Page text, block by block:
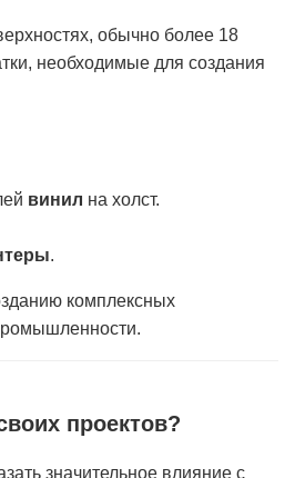
обычно более 18
необходимые для создания
винил на холст.
.
комплексных
проектов?
значительное влияние с